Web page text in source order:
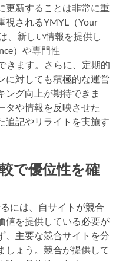
更新することは非常に重
視されるYMYL（Your
、新しい情報を提供し
）や専門性
きます。さらに、定期的
に対しても積極的な運営
ング向上が期待できま
タや情報を反映させた
追記やリライトを実施す
で優位性を確
には、自サイトが競合
値を提供している必要が
、主要な競合サイトを分
しょう。競合が提供して